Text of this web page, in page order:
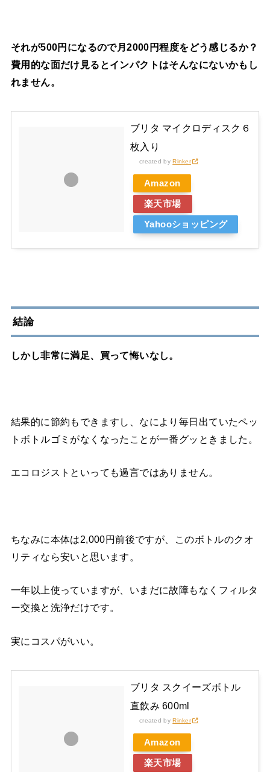
それが500円になるので月2000円程度をどう感じるか？
費用的な面だけ見るとインパクトはそんなにないかもし
れません。
ブリタ マイクロディスク６
枚入り
created byRinker
Amazon
楽天市場
Yahooショッピング
結論
しかし非常に満足、 買って悔いなし。
結果的に節約もできますし、なにより毎日出ていたペッ
トボトルゴミがなくなったことが一番グッときました。
エコロジストといっても過言ではありません。
ちなみに本体は2,000円前後ですが、このボトルのクオ
リティなら安いと思います。
一年以上使っていますが、いまだに故障もなくフィルタ
ー交換と洗浄だけです。
実にコスパがいい。
ブリタ スクイーズボトル
直飲み 600ml
created byRinker
Amazon
楽天市場